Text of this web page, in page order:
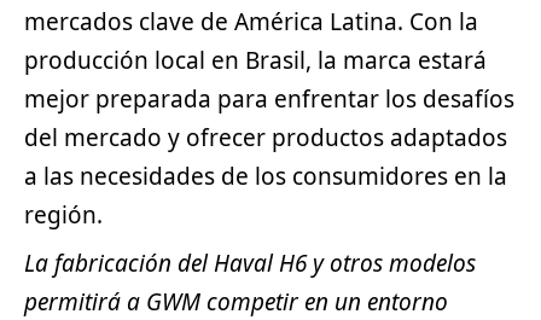
mercados clave de América Latina. Con la
producción local en Brasil, la marca estará
mejor preparada para enfrentar los desafíos
del mercado y ofrecer productos adaptados
a las necesidades de los consumidores en la
región.
La fabricación del Haval H6 y otros modelos
permitirá a GWM competir en un entorno